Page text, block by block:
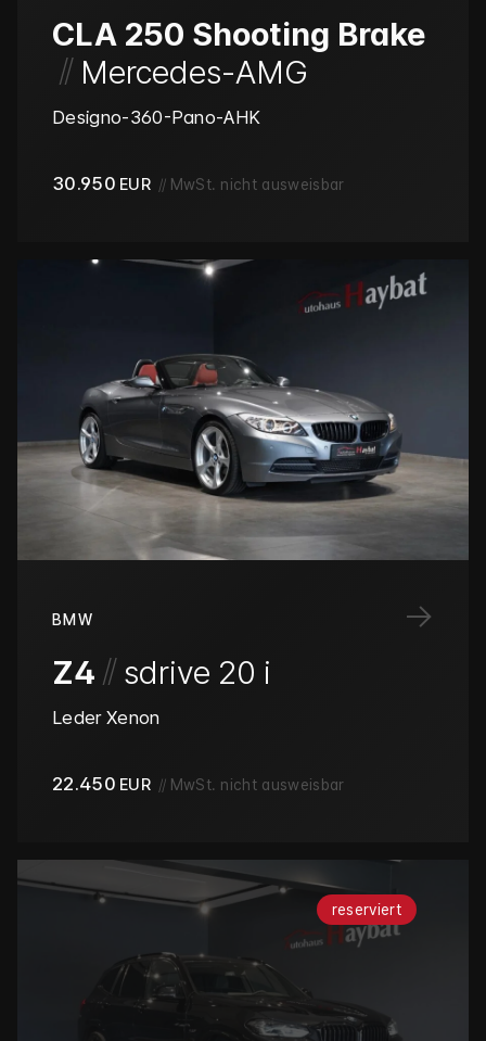
CLA 250 Shooting Brake
// Mercedes-AMG
Designo-360-Pano-AHK
30.950 EUR // MwSt. nicht ausweisbar
→
BMW
Z4 // sdrive 20 i
Leder Xenon
22.450 EUR // MwSt. nicht ausweisbar
reserviert